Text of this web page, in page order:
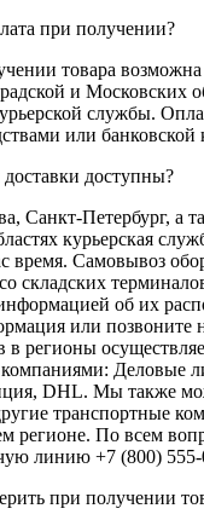
при получении?
товара
и Московских
службы.
или банковской
доступны?
Санкт-Петербург, а
курьерская
время. Самовывоз
складских
об их
или
в регионы
компаниями:
DHL. Мы также
транспортные
регионе. По всем
линию +7 (800) 555-
при получении